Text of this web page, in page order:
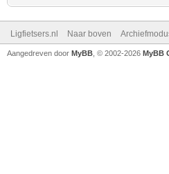
Ligfietsers.nl Naar boven
Aangedreven door MyBB , © 2002-2026 MyBB